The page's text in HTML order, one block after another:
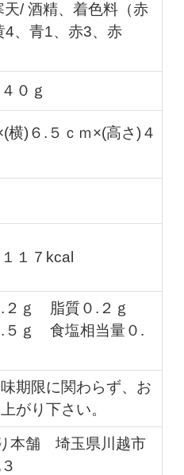
天/ 酒精、着色料（赤
4、青1、赤3、赤
０ｇ
横)６. ５ｃｍ×(高さ)４
１７kcal
.２ｇ 脂質０.２ｇ
.５ｇ 食塩相当量０.
期限に関わらず、お
がり下さい。
本舗 埼玉県川越市